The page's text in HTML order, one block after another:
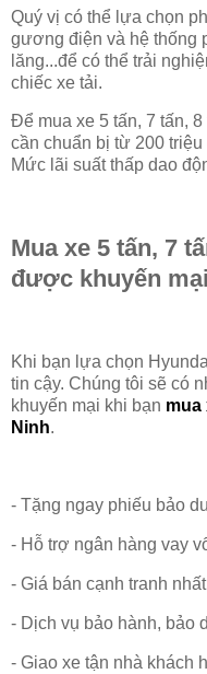
Quý vị có thể lựa chọn
gương điện và hệ thống
lăng...để có thể trải
chiếc xe tải.
Để mua xe 5 tấn, 7 tấn,
cần chuẩn bị từ 200
Mức lãi suất thấp dao
Mua xe 5 tấn, 7
được khuyến
Khi bạn lựa chọn
tin cậy. Chúng tôi sẽ có
khuyến mại khi bạn mua
Ninh.
- Tặng ngay phiếu bảo
- Hỗ trợ ngân hàng vay
- Giá bán cạnh tranh
- Dịch vụ bảo hành, bảo
- Giao xe tận nhà khách